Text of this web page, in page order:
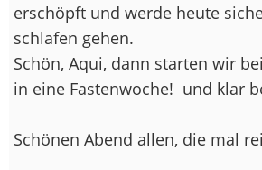
erschöpft und werde heute
schlafen gehen.
Schön, Aqui, dann starten wir
in eine Fastenwoche! und klar
Schönen Abend allen, die mal